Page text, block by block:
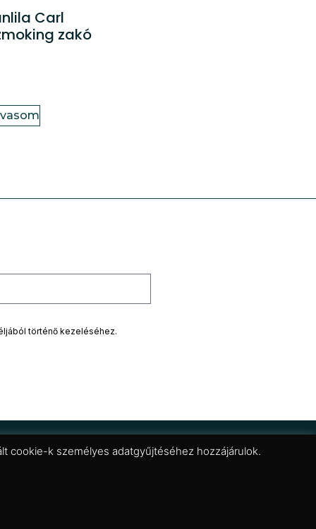
Carl
zakó
történő kezeléséhez.
cookie-k személyes adatgyűjtéséhez hozzájárulok.